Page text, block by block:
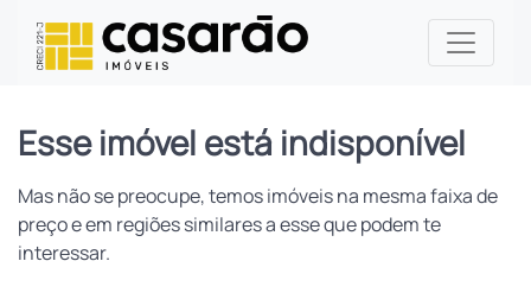
Esse imóvel está indisponível
Mas não se preocupe, temos imóveis na mesma faixa de
preço e em regiões similares a esse que podem te
interessar.